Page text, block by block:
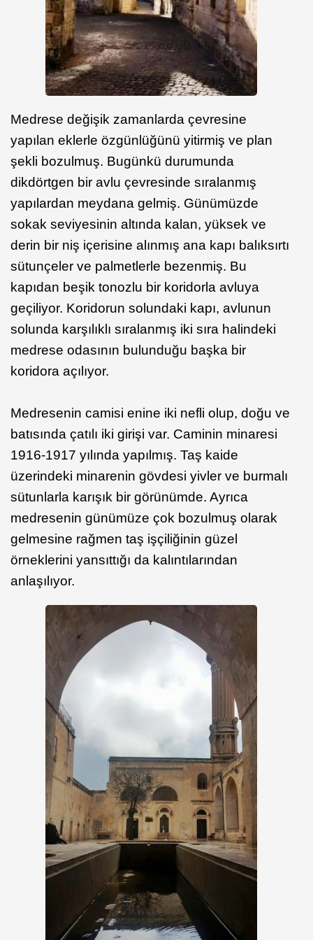
Medrese değişik zamanlarda çevresine
yapılan eklerle özgünlüğünü yitirmiş ve plan
şekli bozulmuş. Bugünkü durumunda
dikdörtgen bir avlu çevresinde sıralanmış
yapılardan meydana gelmiş. Günümüzde
sokak seviyesinin altında kalan, yüksek ve
derin bir niş içerisine alınmış ana kapı balıksırtı
sütunçeler ve palmetlerle bezenmiş. Bu
kapıdan beşik tonozlu bir koridorla avluya
geçiliyor. Koridorun solundaki kapı, avlunun
solunda karşılıklı sıralanmış iki sıra halindeki
medrese odasının bulunduğu başka bir
koridora açılıyor.
Medresenin camisi enine iki nefli olup, doğu ve
batısında çatılı iki girişi var. Caminin minaresi
1916-1917 yılında yapılmış. Taş kaide
üzerindeki minarenin gövdesi yivler ve burmalı
sütunlarla karışık bir görünümde. Ayrıca
medresenin günümüze çok bozulmuş olarak
gelmesine rağmen taş işçiliğinin güzel
örneklerini yansıttığı da kalıntılarından
anlaşılıyor.